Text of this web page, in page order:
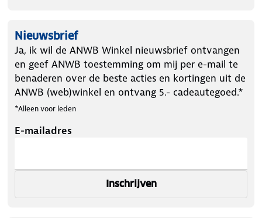
Nieuwsbrief
Ja, ik wil de ANWB Winkel nieuwsbrief ontvangen
en geef ANWB toestemming om mij per e-mail te
benaderen over de beste acties en kortingen uit de
ANWB (web)winkel en ontvang 5.- cadeautegoed.*
*Alleen voor leden
E-mailadres
Inschrijven